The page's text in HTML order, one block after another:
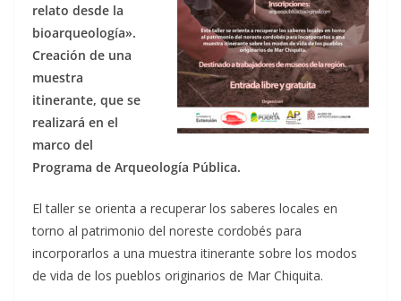
relato desde la
bioarqueología».
Creación de una
muestra
itinerante, que se
realizará en el
marco del
Programa de Arqueología Pública.
El taller se orienta a recuperar los saberes locales en
torno al patrimonio del noreste cordobés para
incorporarlos a una muestra itinerante sobre los modos
de vida de los pueblos originarios de Mar Chiquita.